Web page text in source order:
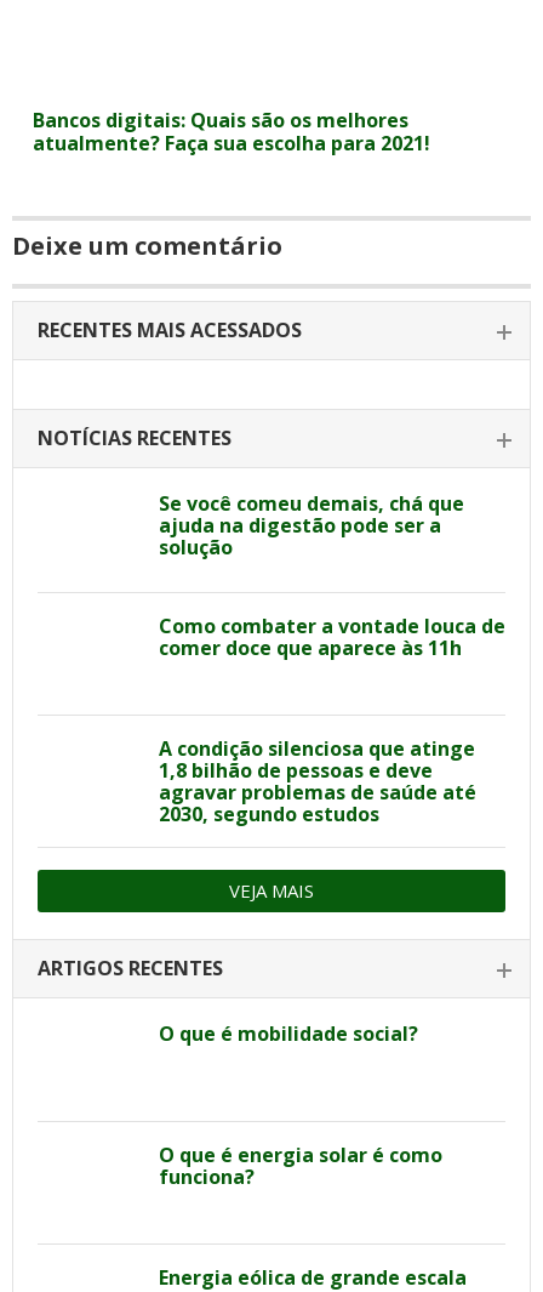
Bancos digitais: Quais são os melhores
atualmente? Faça sua escolha para 2021!
Deixe um comentário
RECENTES MAIS ACESSADOS
NOTÍCIAS RECENTES
Se você comeu demais, chá que
ajuda na digestão pode ser a
solução
Como combater a vontade louca de
comer doce que aparece às 11h
A condição silenciosa que atinge
1,8 bilhão de pessoas e deve
agravar problemas de saúde até
2030, segundo estudos
VEJA MAIS
ARTIGOS RECENTES
O que é mobilidade social?
O que é energia solar é como
funciona?
Energia eólica de grande escala